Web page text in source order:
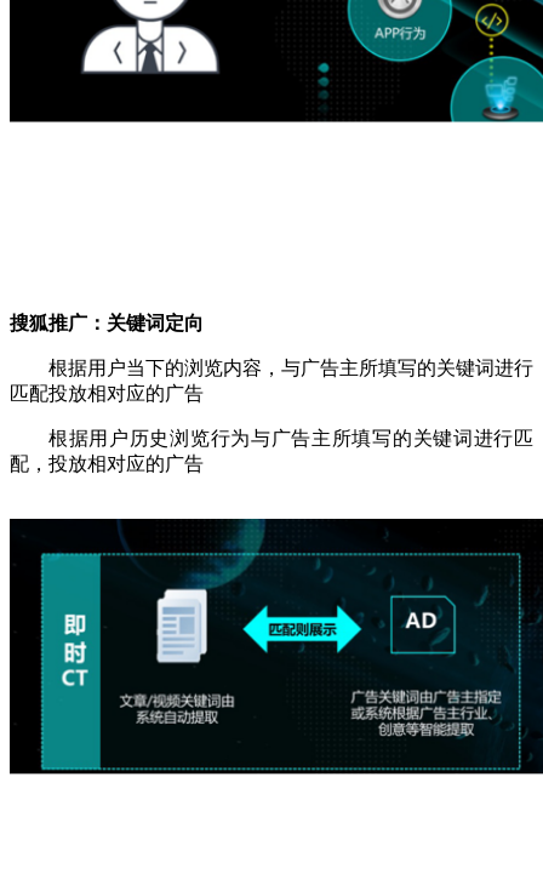
搜狐推广： 关键词定向
根据用户当下的浏览内容，与广告主所填写的关键词进行
匹配投放相对应的广告
根据用户历史浏览行为与广告主所填写的关键词进行匹
配，投放相对应的广告